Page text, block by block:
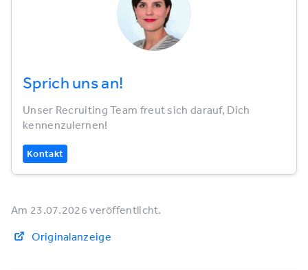
Sprich uns an!
Unser Recruiting Team freut sich darauf, Dich
kennenzulernen!
Kontakt
Am 23.07.2026 veröffentlicht.
Originalanzeige